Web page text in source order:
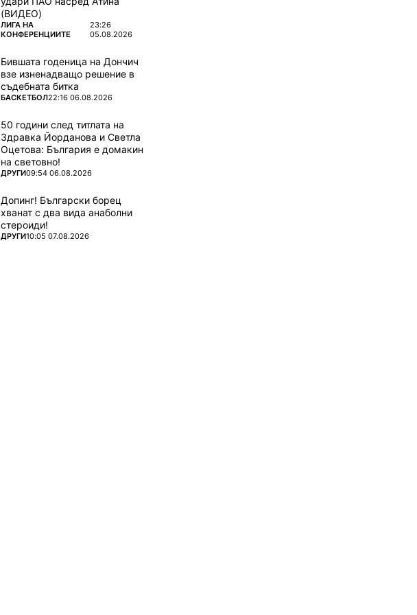
(ВИДЕО)
ПОВЕЧЕ ОТ
ЛИГА НА
КОНФЕРЕНЦИИТЕ
23:26
05.08.2026
Бившата годеница на Дончич
взе изненадващо решение в
съдебната битка
ПОВЕЧЕ ОТ
БАСКЕТБОЛ22:16 06.08.2026
50 години след титлата на
Здравка Йорданова и Светла
Оцетова: България е домакин
на световно!
ПОВЕЧЕ ОТ
ДРУГИ09:54 06.08.2026
Допинг! Български борец
хванат с два вида анаболни
стероиди!
ПОВЕЧЕ ОТ
ДРУГИ10:05 07.08.2026